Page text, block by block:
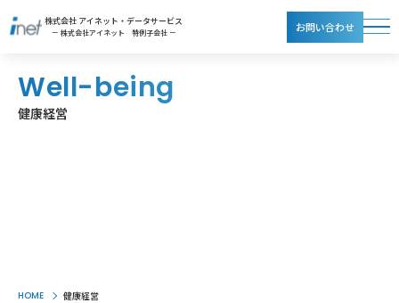
株式会社 アイネット・データサービス
－ 株式会社アイネット 特例子会社 － お問い合わせ
Well-being
健康経営
HOME 健康経営